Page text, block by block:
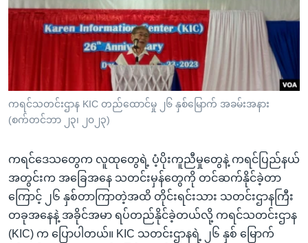
အ
ကြည့်
ရန်
ရန်
နေရာ
သို့
ကျော်
ရန်
သုတပဒေသာ အင်္ဂလိပ်စာ
Learning English
ဗွီအိုအေ လူမှုကွန်ယက်များ
ကရင်သတင်းဌာန KIC တည်ထောင်မှု ၂၆ နှစ်‌မြောက် အခမ်းအနား
(စက်တင်ဘာ ၂၃၊ ၂၀၂၃)
ကရင်ဒေသတွေက လူထုတွေရဲ့ ပံ့ပိုးကူညီမှုတွေနဲ့ ကရင်ပြည်နယ်
အတွင်းက အခြေအနေ သတင်းမှန်တွေကို တင်ဆက်နိုင်ခဲ့တာ
ကြောင့် ၂၆ နှစ်တာကြာတဲ့အထိ တိုင်းရင်းသား သတင်းဌာနကြီး
တခုအနေနဲ့ အခိုင်အမာ ရပ်တည်နိုင်ခဲ့တယ်လို့ ကရင်သတင်းဌာန
(KIC) က ပြောပါတယ်။ KIC သတင်းဌာနရဲ့ ၂၆ နှစ်‌ မြောက်